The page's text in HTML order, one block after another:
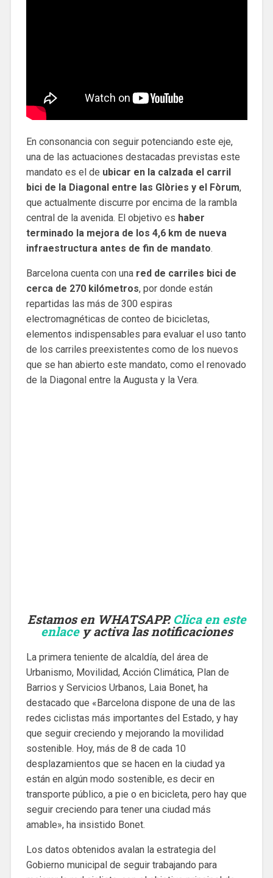
En consonancia con seguir potenciando este eje,
una de las actuaciones destacadas previstas este
mandato es el de ubicar en la calzada el carril
bici de la Diagonal entre las Glòries y el Fòrum,
que actualmente discurre por encima de la rambla
central de la avenida. El objetivo es haber
terminado la mejora de los 4,6 km de nueva
infraestructura antes de fin de mandato.
Barcelona cuenta con una red de carriles bici de
cerca de 270 kilómetros, por donde están
repartidas las más de 300 espiras
electromagnéticas de conteo de bicicletas,
elementos indispensables para evaluar el uso tanto
de los carriles preexistentes como de los nuevos
que se han abierto este mandato, como el renovado
de la Diagonal entre la Augusta y la Vera.
Estamos en WHATSAPP. Clica en este
enlacey activa las notificaciones
La primera teniente de alcaldía, del área de
Urbanismo, Movilidad, Acción Climática, Plan de
Barrios y Servicios Urbanos, Laia Bonet, ha
destacado que «Barcelona dispone de una de las
redes ciclistas más importantes del Estado, y hay
que seguir creciendo y mejorando la movilidad
sostenible. Hoy, más de 8 de cada 10
desplazamientos que se hacen en la ciudad ya
están en algún modo sostenible, es decir en
transporte público, a pie o en bicicleta, pero hay que
seguir creciendo para tener una ciudad más
amable», ha insistido Bonet.
Los datos obtenidos avalan la estrategia del
Gobierno municipal de seguir trabajando para